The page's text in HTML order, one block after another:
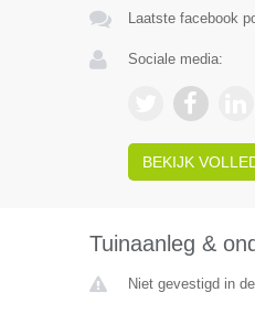
Laatste facebook
Sociale media:
BEKIJK
Tuinaanleg &
Niet gevestigd in